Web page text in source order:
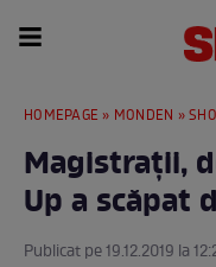
HOMEPAGE » MONDEN »
Magistraţii,
Up a scăpat
Publicat pe 19.12.2019 la